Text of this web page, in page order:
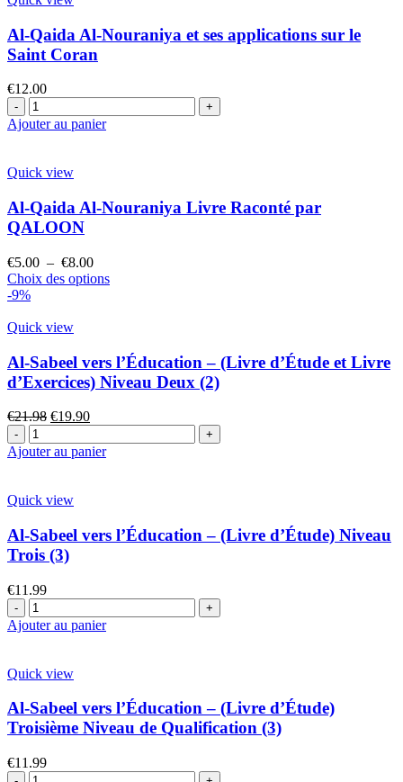
Al-Qaida Al-Nouraniya et ses applications sur le
Saint Coran
€12.00
Ajouter au panier
Quick view
Al-Qaida Al-Nouraniya Livre Raconté par
QALOON
€5.00 – €8.00
Choix des options
-9%
Quick view
Al-Sabeel vers l’Éducation – (Livre d’Étude et Livre
d’Exercices) Niveau Deux (2)
€21.98 €19.90
Ajouter au panier
Quick view
Al-Sabeel vers l’Éducation – (Livre d’Étude) Niveau
Trois (3)
€11.99
Ajouter au panier
Quick view
Al-Sabeel vers l’Éducation – (Livre d’Étude)
Troisième Niveau de Qualification (3)
€11.99